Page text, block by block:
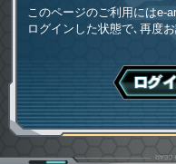
このページのご利用にはe-
ログインした状態で､再度お
ログイン